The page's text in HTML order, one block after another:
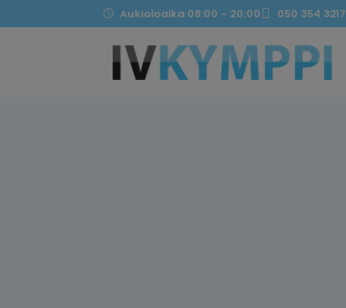
Aukioloaika 08:00 - 20:00 050 354 3217